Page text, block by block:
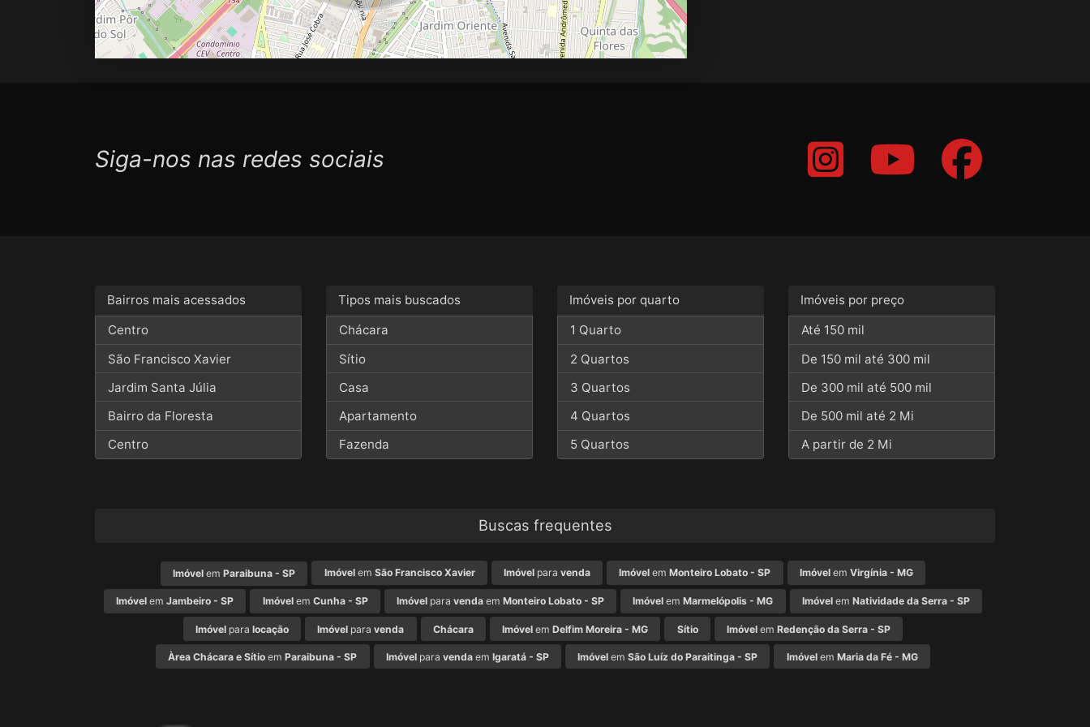
Siga-nos nas redes sociais
Bairros mais acessados
Centro
São Francisco Xavier
Jardim Santa Júlia
Bairro da Floresta
Centro
Tipos mais buscados
Chácara
Sítio
Casa
Apartamento
Fazenda
Imóveis por quarto
1 Quarto
2 Quartos
3 Quartos
4 Quartos
5 Quartos
Imóveis por preço
Até 150 mil
De 150 mil até 300 mil
De 300 mil até 500 mil
De 500 mil até 2 Mi
A partir de 2 Mi
Buscas frequentes
Imóvel emParaibuna - SP Imóvelem São Francisco Xavier Imóvel para venda Imóvel emMonteiro Lobato - SP Imóvelem Virgínia - MG
Imóvel emJambeiro - SP Imóvelem Cunha - SP Imóvel para venda em Monteiro Lobato - SP Imóvel emMarmelópolis - MG Imóvelem Natividade da Serra - SP
Imóvel paralocação Imóvel paravenda Chácara Imóvel emDelfim Moreira - MG Sítio Imóvelem Redenção da Serra - SP
Àrea Chácara e Sítio emParaibuna - SP Imóvelpara vendaem Igaratá - SP Imóvel emSão Luíz do Paraitinga - SP Imóvelem Maria da Fé - MG